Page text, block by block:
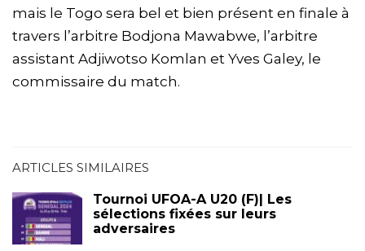
mais le Togo sera bel et bien présent en finale à
travers l’arbitre Bodjona Mawabwe, l’arbitre
assistant Adjiwotso Komlan et Yves Galey, le
commissaire du match.
ARTICLES SIMILAIRES
Tournoi UFOA-A U20 (F)| Les
sélections fixées sur leurs
adversaires